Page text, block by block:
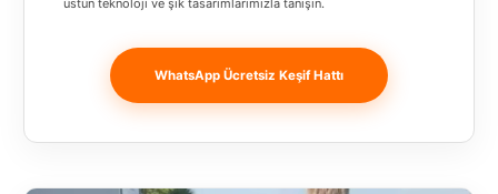
üstün teknoloji ve şık tasarımlarımızla tanışın.
WhatsApp Ücretsiz Keşif Hattı
Bingöl
Bosnia and